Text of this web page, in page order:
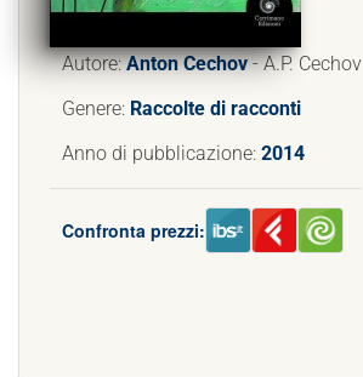
Autore:Anton Cechov- A.P. Cechov
Genere: Raccolte di racconti
Anno di pubblicazione: 2014
Confronta prezzi: